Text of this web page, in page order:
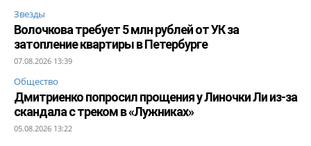
Звезды
Волочкова требует 5 млн рублей от УК за
затопление квартиры в Петербурге
07.08.2026 13:39
Общество
Дмитриенко попросил прощения у Линочки Ли из-за
скандала с треком в «Лужниках»
05.08.2026 13:22